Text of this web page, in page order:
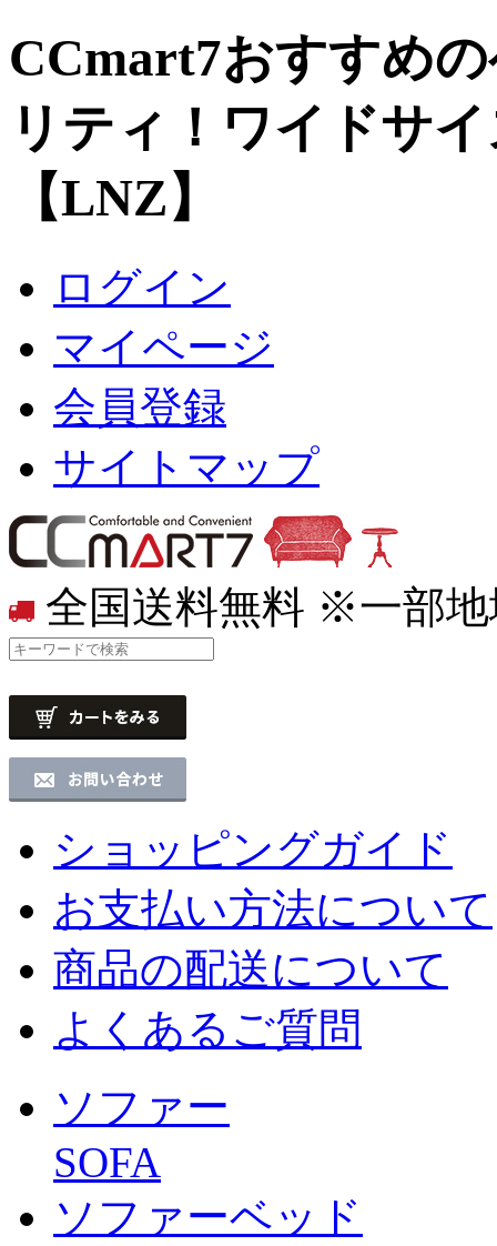
CCmart7おすすめ
リティ！ワイドサ
【LNZ】
ログイン
マイページ
会員登録
サイトマップ
全国送料無料 ※一部地
ショッピングガイド
お支払い方法について
商品の配送について
よくあるご質問
ソファー
SOFA
ソファーベッド